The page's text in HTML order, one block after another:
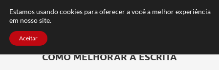
FAQ TRABALHE CONOSCO CONTATO
COMO MELHORAR A ESCRITA
Estamos usando cookies para oferecer a você a melhor experiência
em nosso site.
Aceitar